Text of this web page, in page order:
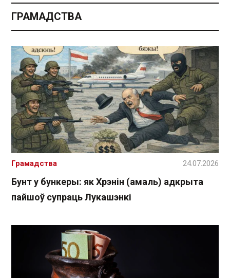
ГРАМАДСТВА
Бунт у бункеры: як Хрэнін (амаль) адкрыта
пайшоў супраць Лукашэнкі
Грамадства 24.07.2026